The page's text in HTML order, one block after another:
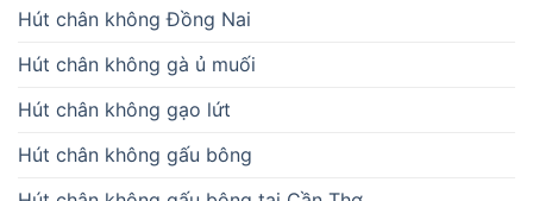
Hút chân không Đồng Nai
Hút chân không gà ủ muối
Hút chân không gạo lứt
Hút chân không gấu bông